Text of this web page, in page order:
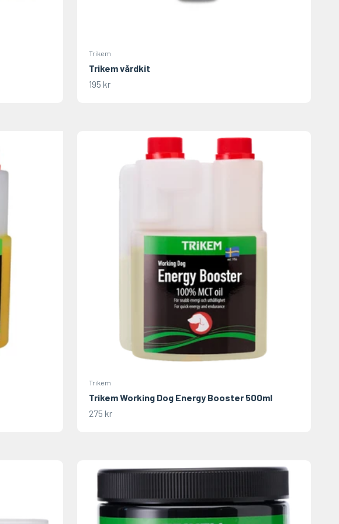
Trikem
Trikem vårdkit
REA-pris
195 kr
Trikem
Trikem Working Dog Energy Booster 500ml
REA-pris
275 kr